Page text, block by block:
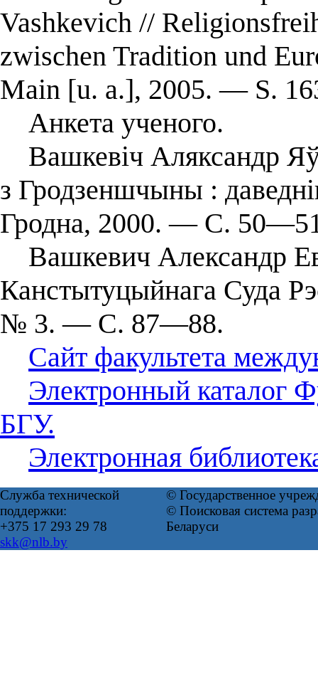
Vashkevich //
zwischen Tradition und
Main [u. a.], 2005. — S.
Анкета ученого.
Вашкевіч Аляксандр
з Гродзеншчыны :
Гродна, 2000. — С.
Вашкевич Александр
Канстытуцыйнага Суда
№ 3. — С. 87—88.
Сайт факультета
Электронный каталог
БГУ.
Электронная
Служба технической
поддержки:
+375 17 293 29 78
skk@nlb.by
© Государственное
© Поисковая система
Беларуси